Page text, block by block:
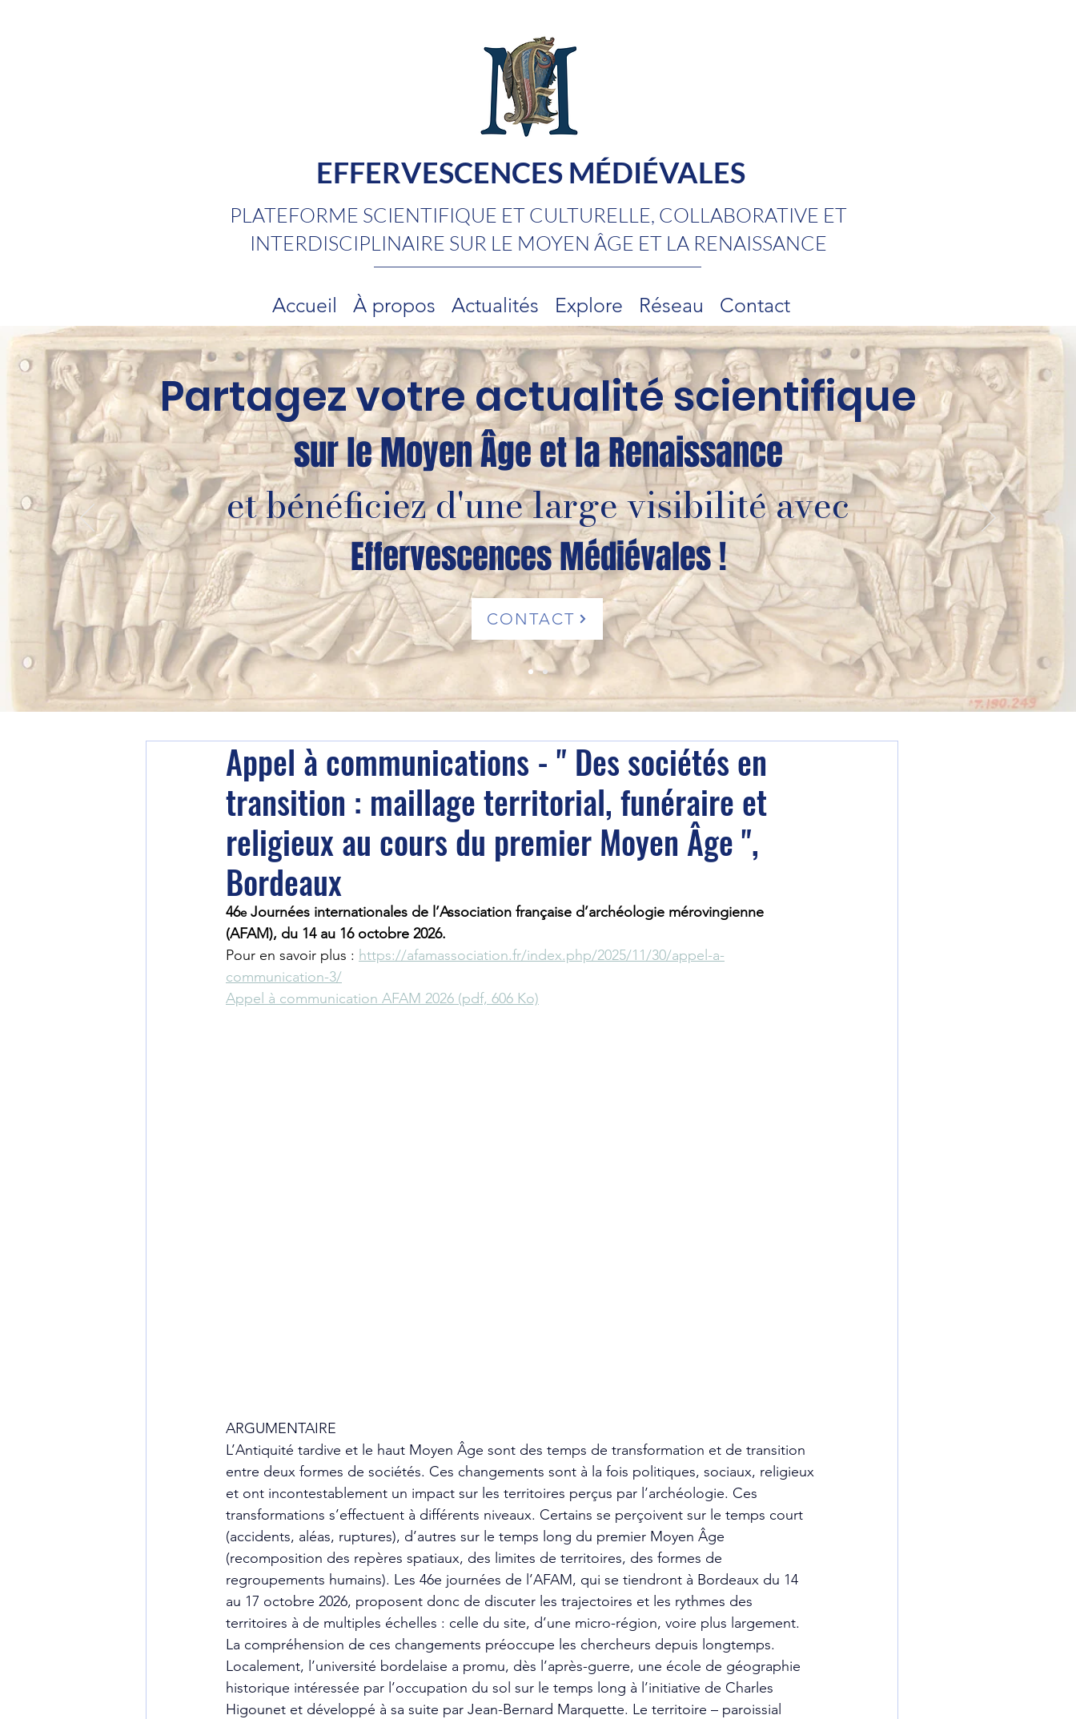
EFFERVESCENCES MÉDIÉVALES
PLATEFORME SCIENTIFIQUE ET CULTURELLE, COLLABORATIVE ET
INTERDISCIPLINAIRE SUR LE MOYEN ÂGE ET LA RENAISSANCE
Accueil À propos Actualités Explore Réseau Contact
Partagez votre actualité scientifique
sur le Moyen Âge et la Renaissance
et bénéficiez d'une large visibilité avec
Effervescences Médiévales !
CONTACT
Appel à communications - " Des sociétés en
transition : maillage territorial, funéraire et
religieux au cours du premier Moyen Âge ",
Bordeaux
46e Journées internationales de l’Association française d’archéologie mérovingienne
(AFAM), du 14 au 16 octobre 2026.
Pour en savoir plus : https://afamassociation.fr/index.php/2025/11/30/appel-a-
communication-3/
Appel à communication AFAM 2026 (pdf, 606 Ko)
ARGUMENTAIRE
L’Antiquité tardive et le haut Moyen Âge sont des temps de transformation et de transition
entre deux formes de sociétés. Ces changements sont à la fois politiques, sociaux, religieux
et ont incontestablement un impact sur les territoires perçus par l’archéologie. Ces
transformations s’effectuent à différents niveaux. Certains se perçoivent sur le temps court
(accidents, aléas, ruptures), d’autres sur le temps long du premier Moyen Âge
(recomposition des repères spatiaux, des limites de territoires, des formes de
regroupements humains). Les 46e journées de l’AFAM, qui se tiendront à Bordeaux du 14
au 17 octobre 2026, proposent donc de discuter les trajectoires et les rythmes des
territoires à de multiples échelles : celle du site, d’une micro-région, voire plus largement.
La compréhension de ces changements préoccupe les chercheurs depuis longtemps.
Localement, l’université bordelaise a promu, dès l’après-guerre, une école de géographie
historique intéressée par l’occupation du sol sur le temps long à l’initiative de Charles
Higounet et développé à sa suite par Jean-Bernard Marquette. Le territoire – paroissial